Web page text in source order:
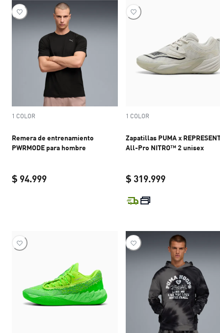
1 COLOR
Remera de entrenamiento
PWRMODE para hombre
$ 94.999
1 COLOR
Zapatillas PUMA x
All-Pro NITRO™ 2 unisex
$ 319.999